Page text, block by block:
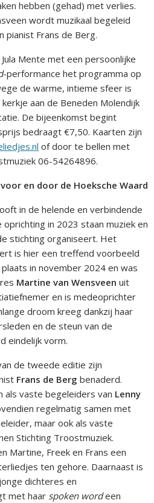
hebben (gehad) met verlies.
wordt muzikaal begeleid
pianist Frans de Berg.
Mente met een persoonlijke
-performance het programma op
de warme, intieme sfeer is
aan de Beneden Molendijk
De bijeenkomst begint
bedraagt €7,50. Kaarten zijn
of door te bellen met
06-54264896.
en door de Hoeksche Waard
in de helende en verbindende
oprichting in 2023 staan muziek en
stichting organiseert. Het
is hier een treffend voorbeeld
in november 2024 en was
Martine van Wensveen uit
en is medeoprichter
droom kreeg dankzij haar
en de steun van de
eindelijk vorm.
de tweede editie zijn
Frans de Berg benaderd.
als vaste begeleiders van Lenny
regelmatig samen met
maar ook als vaste
Stichting Troostmuziek.
Martine, Freek en Frans een
ten gehore. Daarnaast is
dichteres en
met haar spoken wordeen